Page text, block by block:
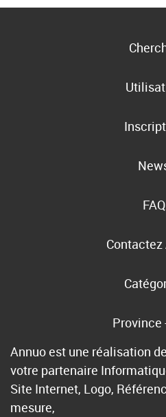
FAQ
Contactez
Province
Annuo est une réalisation de
votre partenaire
Site Internet, Logo,
mesure,